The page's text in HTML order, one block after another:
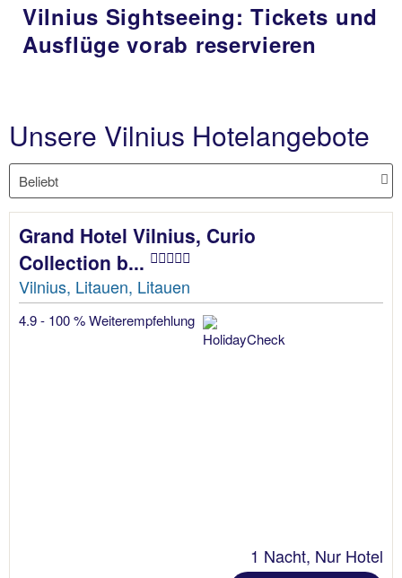
Vilnius Sightseeing: Tickets und
Ausflüge vorab reservieren
Unsere Vilnius Hotelangebote
Grand Hotel Vilnius, Curio
Collection b...
Vilnius, Litauen, Litauen
4.9 - 100 % Weiterempfehlung
1 Nacht, Nur Hotel